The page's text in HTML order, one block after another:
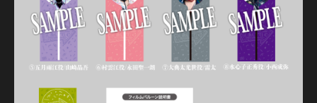
髭切 単騎出陣 ～夢幻泡影～
江 おん すていじ かうんとだうんぱーてぃー